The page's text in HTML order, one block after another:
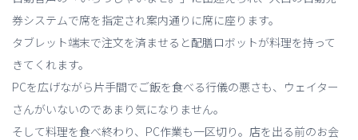
券システムで席を指定され案内通りに席に座ります。
タブレット端末で注文を済ませると配膳ロボットが料理を持って
きてくれます。
PCを広げながら片手間でご飯を食べる行儀の悪さも、ウェイター
さんがいないのであまり気になりません。
そして料理を食べ終わり、PC作業も一区切り。店を出る前のお会